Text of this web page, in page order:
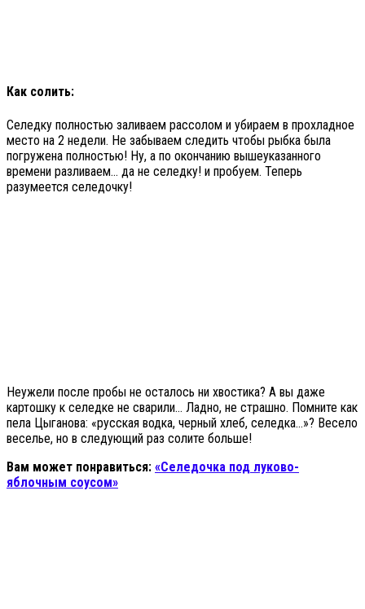
Как солить:
Селедку полностью заливаем рассолом и убираем в прохладное
место на 2 недели. Не забываем следить чтобы рыбка была
погружена полностью! Ну, а по окончанию вышеуказанного
времени разливаем… да не селедку! и пробуем. Теперь
разумеется селедочку!
Неужели после пробы не осталось ни хвостика? А вы даже
картошку к селедке не сварили… Ладно, не страшно. Помните как
пела Цыганова: «русская водка, черный хлеб, селедка…»? Весело
веселье, но в следующий раз солите больше!
Вам может понравиться: «Селедочка под луково-
яблочным соусом»